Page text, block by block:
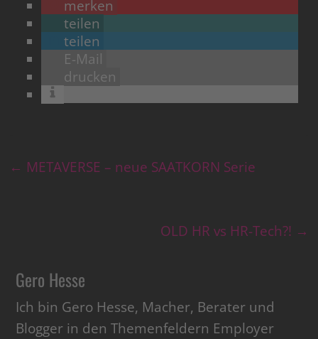
merken
teilen
teilen
E-Mail
drucken
← METAVERSE – neue SAATKORN Serie
OLD HR vs HR-Tech?! →
Gero Hesse
Ich bin Gero Hesse, Macher, Berater und
Blogger in den Themenfeldern Employer